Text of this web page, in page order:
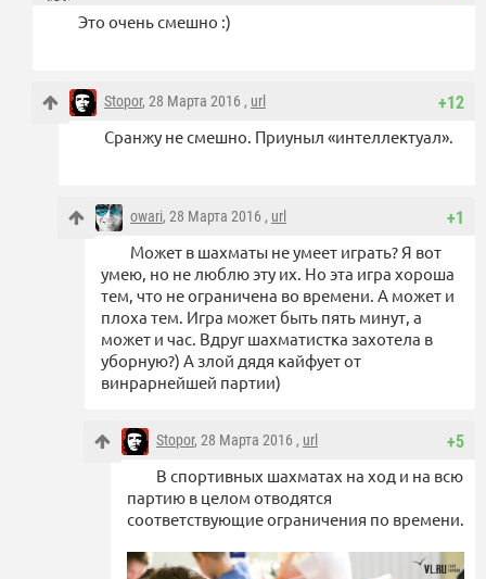
Это очень смешно :)
+12
Stopor, 28 Марта 2016 , url
Сранжу не смешно. Приуныл «интеллектуал».
+1
owari, 28 Марта 2016 , url
Может в шахматы не умеет играть? Я вот
умею, но не люблю эту их. Но эта игра хороша
тем, что не ограничена во времени. А может и
плоха тем. Игра может быть пять минут, а
может и час. Вдруг шахматистка захотела в
уборную?) А злой дядя кайфует от
винрарнейшей партии)
+5
Stopor, 28 Марта 2016 , url
В спортивных шахматах на ход и на всю
партию в целом отводятся
соответствующие ограничения по времени.